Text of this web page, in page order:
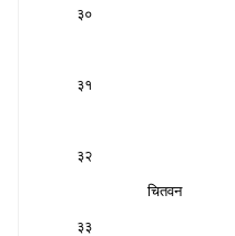
चितवन
३०
३१
३२
३३